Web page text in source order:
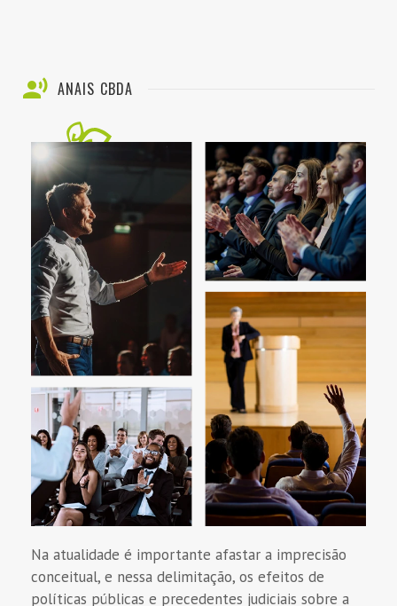
ANAIS CBDA
Na atualidade é importante afastar a imprecisão
conceitual, e nessa delimitação, os efeitos de
políticas públicas e precedentes judiciais sobre a